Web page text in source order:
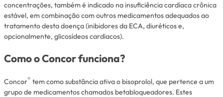
concentrações, também é indicado na insuficiência cardíaca crônica
estável, em combinação com outros medicamentos adequados ao
tratamento desta doença (inibidores da ECA, diuréticos e,
opcionalmente, glicosídeos cardíacos).
Como o Concor funciona?
Concor® tem como substância ativa o bisoprolol, que pertence a um
grupo de medicamentos chamados betabloqueadores. Estes